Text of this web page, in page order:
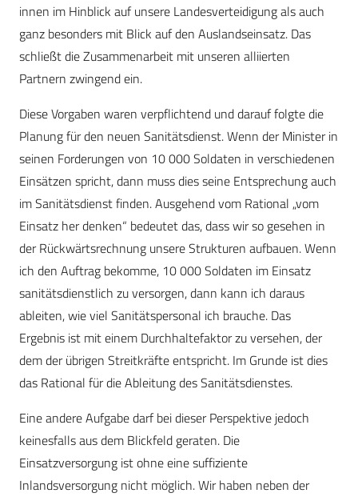
innen im Hinblick auf unsere Landesverteidigung als auch
ganz besonders mit Blick auf den Auslandseinsatz. Das
schließt die Zusammenarbeit mit unseren alliierten
Partnern zwingend ein.
Diese Vorgaben waren verpflichtend und darauf folgte die
Planung für den neuen Sanitätsdienst. Wenn der Minister in
seinen Forderungen von 10 000 Soldaten in verschiedenen
Einsätzen spricht, dann muss dies seine Entsprechung auch
im Sanitätsdienst finden. Ausgehend vom Rational „vom
Einsatz her denken“ bedeutet das, dass wir so gesehen in
der Rückwärtsrechnung unsere Strukturen aufbauen. Wenn
ich den Auftrag bekomme, 10 000 Soldaten im Einsatz
sanitätsdienstlich zu versorgen, dann kann ich daraus
ableiten, wie viel Sanitätspersonal ich brauche. Das
Ergebnis ist mit einem Durchhaltefaktor zu versehen, der
dem der übrigen Streitkräfte entspricht. Im Grunde ist dies
das Rational für die Ableitung des Sanitätsdienstes.
Eine andere Aufgabe darf bei dieser Perspektive jedoch
keinesfalls aus dem Blickfeld geraten. Die
Einsatzversorgung ist ohne eine suffiziente
Inlandsversorgung nicht möglich. Wir haben neben der